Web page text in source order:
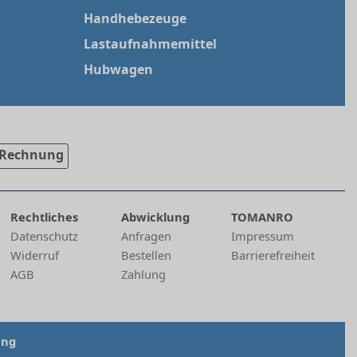
Handhebezeuge
Lastaufnahmemittel
Hubwagen
Rechnung
Rechtliches
Datenschutz
Widerruf
AGB
Abwicklung
Anfragen
Bestellen
Zahlung
TOMANRO
Impressum
Barrierefreiheit